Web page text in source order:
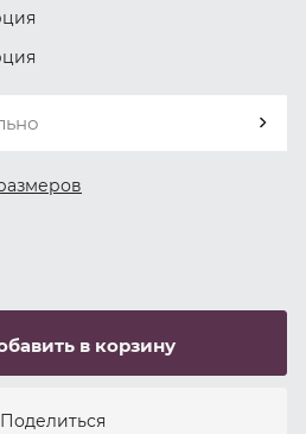
в корзину
Поделиться